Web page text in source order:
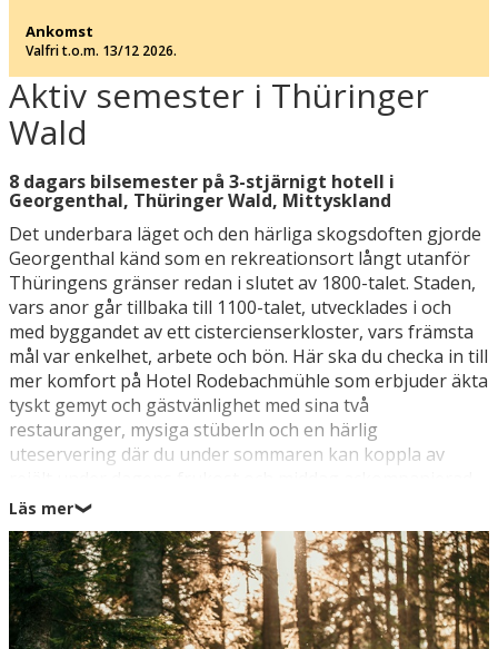
Aktiv semester i Thüringer
Wald
8 dagars bilsemester på 3-stjärnigt hotell i
Georgenthal, Thüringer Wald, Mittyskland
Det underbara läget och den härliga skogsdoften gjorde
Georgenthal känd som en rekreationsort långt utanför
Thüringens gränser redan i slutet av 1800-talet. Staden,
vars anor går tillbaka till 1100-talet, utvecklades i och
med byggandet av ett cistercienserkloster, vars främsta
mål var enkelhet, arbete och bön. Här ska du checka in till
mer komfort på Hotel Rodebachmühle som erbjuder äkta
tyskt gemyt och gästvänlighet med sina två
restauranger, mysiga stüberln och en härlig
uteservering där du under sommaren kan koppla av
av fågelkvitter och solen som glimmar till genom de
lummiga träden. Du befinner dig i den nordliga delen av
Thüringer Wald och det vackra bergslandskapet erbjuder
många fina vandringsleder och cykelvägar – och
dessutom har du närhet till det mäktiga världsarvet
Wartburg (39 km) samt tyska kulturcentrum som Weimar
Läs mer❯
Ankomst
Valfri t.o.m. 13/12 2026.